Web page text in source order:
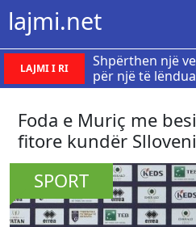
lajmi.net
LAJMI I RI
Shpërthen një
për një të
Foda e Muriç me
fitore kundër
SPORT